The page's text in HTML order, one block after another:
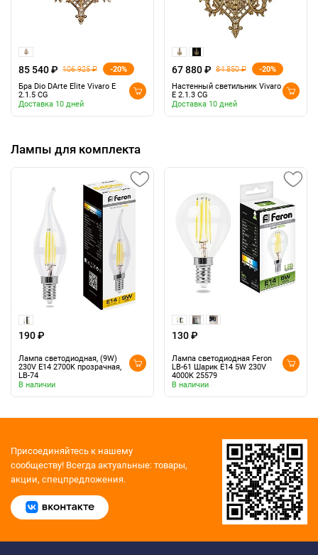
85 540 ₽ 106 925 ₽
-20%
Бра Dio DArte Elite Vivaro E
2.1.5 CG
Доставка 10 дней
67 880 ₽ 84 850 ₽
-20%
Настенный светильник Vivaro
E 2.1.3 CG
Доставка 10 дней
Лампы для комплекта
190 ₽
Лампа светодиодная, (9W)
230V E14 2700K прозрачная,
LB-74
В наличии
130 ₽
Лампа светодиодная Feron
LB-61 Шарик E14 5W 230V
4000K 25579
В наличии
Присоединяйтесь к нашему
сообществу! Всегда актуальные: товары,
акции, спецпредложения.